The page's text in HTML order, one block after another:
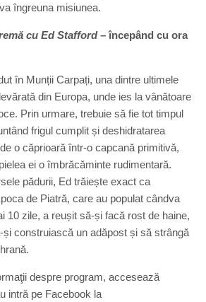
îngreuna misiunea.
cu Ed Stafford– începând cu ora
în Munții Carpați, una dintre ultimele
din Europa, unde ies la vânătoare
Prin urmare, trebuie să fie tot timpul
frigul cumplit și deshidratarea
o căprioară într-o capcană primitivă,
ei o îmbrăcăminte rudimentară.
pădurii, Ed trăiește exact ca
de Piatră, care au populat cândva
10 zile, a reușit să-și facă rost de haine,
construiască un adăpost și să strângă
despre program, accesează
intră pe Facebook la